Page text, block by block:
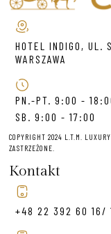
HOTEL INDIGO, UL.
WARSZAWA
PN.-PT. 9:00 -
SB. 9:00 - 17:00
COPYRIGHT 2024 L.T.M.
ZASTRZEŻONE.
Kontakt
+48 22 392 60 16/